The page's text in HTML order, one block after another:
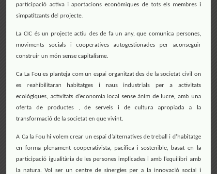
participació activa i aportacions econòmiques de tots els membres i
simpatitzants del projecte.
La CIC és un projecte actiu des de fa un any, que comunica persones,
moviments socials i cooperatives autogestionades per aconseguir
construir un món sense capitalisme.
Ca La Fou es planteja com un espai organitzat des de la societat civil on
es reahibilitaran habitatges i naus industrials per a activitats
ecològiques, activitats d’economia local sense ànim de lucre, amb una
oferta de productes , de serveis i de cultura apropiada a la
transformació de la societat en que vivint.
A Ca la Fou hi volem crear un espai d’alternatives de treball i d’habitatge
en forma plenament cooperativista, pací­fica i sostenible, basat en la
participació igualitària de les persones implicades i amb l’equilibri amb
la natura. Vol ser un centre de sinergies per a la innovació social i